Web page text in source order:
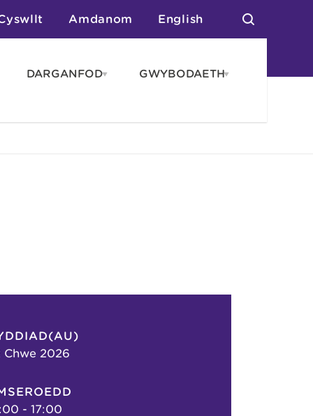
Amdanom English
DARGANFODOpen
GWYBODAETHOpen
Chwe 2026
- 17:00